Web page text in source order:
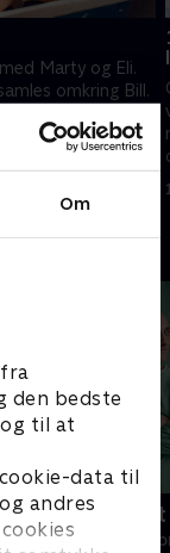
Om
den bedste
til at
data til
andres
Marty og Eli.
omkring Bill.
min
Fake Patient
Drama • 1